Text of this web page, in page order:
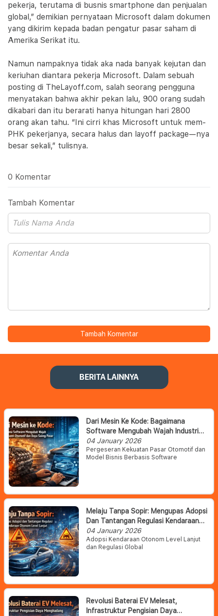
pekerja, terutama di busnis smartphone dan penjualan
global,” demikian pernyataan Microsoft dalam dokumen
yang dikirim kepada badan pengatur pasar saham di
Amerika Serikat itu.
Namun nampaknya tidak aka nada banyak kejutan dan
keriuhan diantara pekerja Microsoft. Dalam sebuah
posting di TheLayoff.com, salah seorang pengguna
menyatakan bahwa akhir pekan lalu, 900 orang sudah
dikabari dan itu berarati hanya hitungan hari 2800
orang akan tahu. “Ini cirri khas Microsoft untuk mem-
PHK pekerjanya, secara halus dan layoff package—nya
besar sekali,” tulisnya.
0 Komentar
Tambah Komentar
Tambah Komentar
BERITA LAINNYA
Dari Mesin Ke Kode: Bagaimana
Software Mengubah Wajah Industri
Otomotif Dan Daya Saing Pasar
04 January 2026
Pergeseran Kekuatan Pasar Otomotif dan
Model Bisnis Berbasis Software
Melaju Tanpa Sopir: Mengupas Adopsi
Dan Tantangan Regulasi Kendaraan
Otonom Level Lanjut
04 January 2026
Adopsi Kendaraan Otonom Level Lanjut
dan Regulasi Global
Revolusi Baterai EV Melesat,
Infrastruktur Pengisian Daya